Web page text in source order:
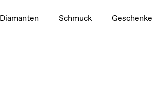
Diamanten Schmuck Geschenke